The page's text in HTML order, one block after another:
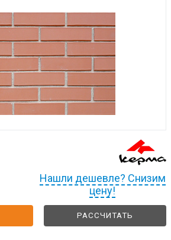
Нашли дешевле? Снизим
цену!
РАССЧИТАТЬ